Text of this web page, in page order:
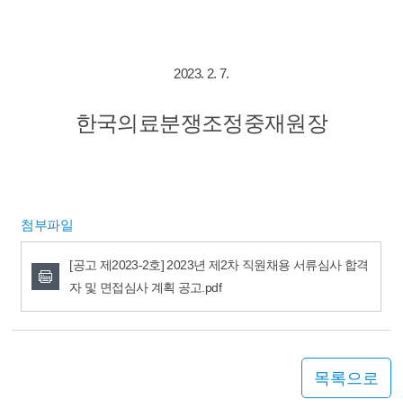
2023. 2. 7.
한국의료분쟁조정중재원장
첨부파일
[공고 제2023-2호] 2023년 제2차 직원채용 서류심사 합격
자 및 면접심사 계획 공고.pdf
목록으로